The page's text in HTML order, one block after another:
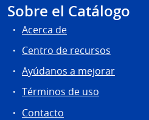
Sobre el Catálogo
Acerca de
Centro de recursos
Ayúdanos a mejorar
Términos de uso
Contacto